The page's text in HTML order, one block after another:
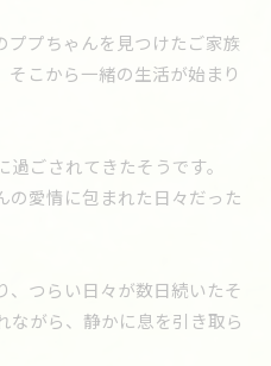
プちゃんを見つけたご家族
こから一緒の生活が始まり
ごされてきたそうです。
の愛情に包まれた日々だった
、つらい日々が数日続いたそ
ながら、静かに息を引き取ら